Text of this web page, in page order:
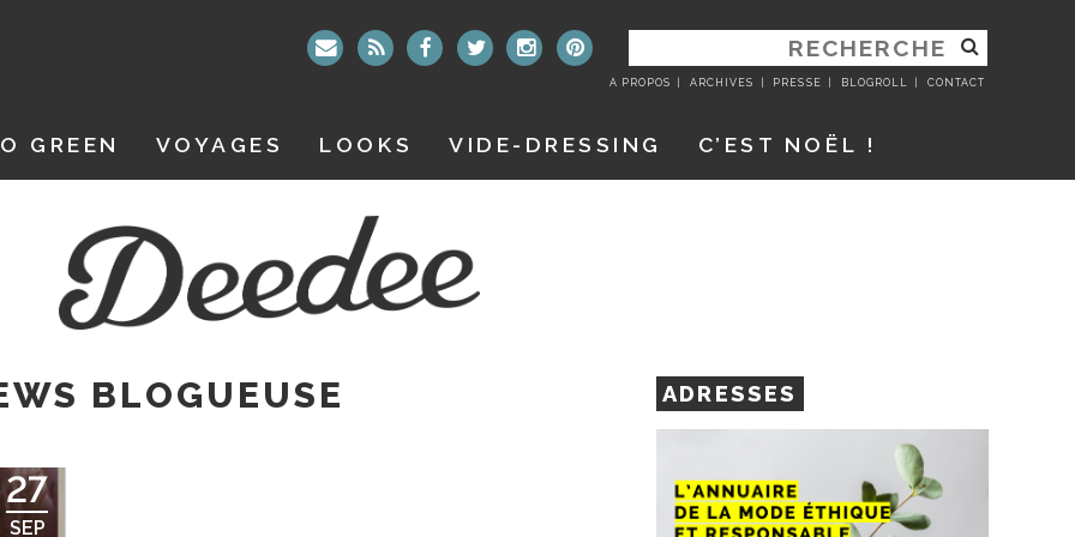
RECHERCHER
:
A PROPOS ARCHIVES PRESSE BLOGROLL CONTACT
GREEN VOYAGES LOOKS VIDE-DRESSING C’EST NOËL !
BLOGUEUSE
27
SEP
ADRESSES